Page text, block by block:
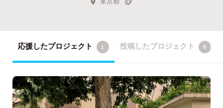
応援したプロジェクト 1 投稿したプロジェクト 0